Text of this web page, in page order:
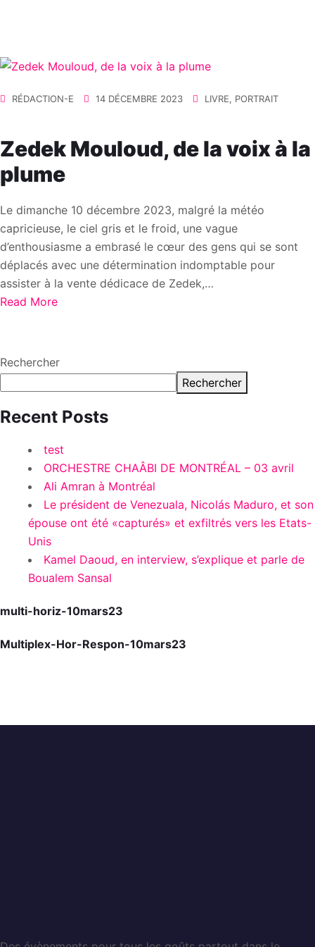
RÉDACTION-E 14 DÉCEMBRE 2023 LIVRE, PORTRAIT
Zedek Mouloud, de la voix à la
plume
Le dimanche 10 décembre 2023, malgré la météo
capricieuse, le ciel gris et le froid, une vague
d’enthousiasme a embrasé le cœur des gens qui se sont
déplacés avec une détermination indomptable pour
assister à la vente dédicace de Zedek,…
Read More
Rechercher
Rechercher
Recent Posts
test
ORCHESTRE CHAÂBI DE MONTRÉAL – 03 avril
Ali Amran à Montréal
Le président de Venezuala, Nicolás Maduro, et son
épouse ont été «capturés» et exfiltrés vers les Etats-
Unis
Kamel Daoud, en interview, s’explique et parle de
Boualem Sansal
multi-horiz-10mars23
Multiplex-Hor-Respon-10mars23